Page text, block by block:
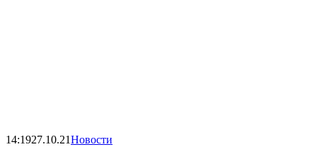
14:1927.10.21Новости